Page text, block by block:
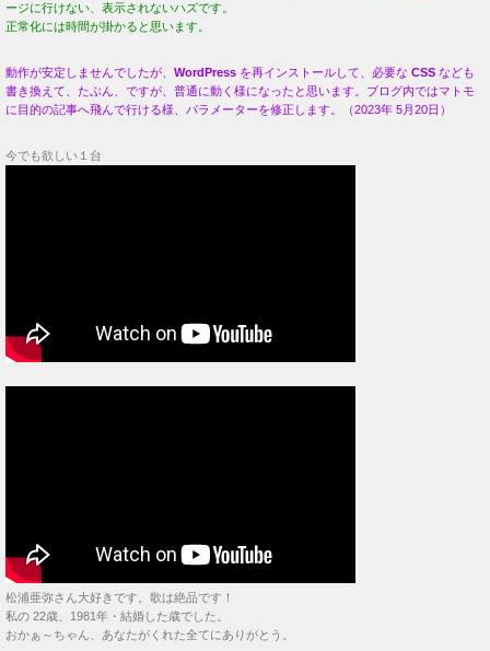
ージに行けない、表示されないハズです。
正常化には時間が掛かると思います。
動作が安定しませんでしたが、 WordPress を再インストールして、必要な CSS なども
書き換えて、たぶん、ですが、普通に動く様になったと思います。ブログ内ではマトモ
に目的の記事へ飛んで行ける様、パラメーターを修正します。（2023年 5月20日）
今でも欲しい１台
松浦亜弥さん大好きです。歌は絶品です！
私の 22歳、1981年・結婚した歳でした。
おかぁ～ちゃん、あなたがくれた全てにありがとう。